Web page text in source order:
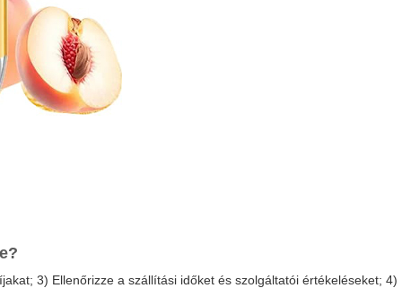
3) Ellenőrizze a szállítási időket és szolgáltatói értékeléseket; 4)